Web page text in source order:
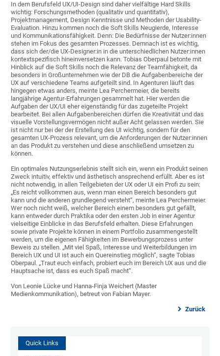
In dem Berufsfeld UX/UI-Design sind daher vielfältige Hard Skills
wichtig: Forschungsmethoden (qualitativ und quantitativ),
Projektmanagement, Design Kenntnisse und Methoden der Usability-
Evaluation. Hinzu kommen noch die Soft Skills Neugierde, Interesse
und Kommunikationsfähigkeit. Denn: Die Bedürfnisse der Nutzer:innen
stehen im Fokus des gesamten Prozesses. Demnach ist es wichtig,
dass sich der/die UX-Designer:in in die unterschiedlichen Nutzer:innen
kontextspezifisch hineinversetzen kann. Tobias Oberpaul betonte mit
Hinblick auf die Soft Skills noch die Relevanz der Teamfähigkeit, da
besonders in Großunternehmen wie der DB die Aufgabenbereiche der
UX auf verschiedene Teams aufgeteilt sind. In Agenturen läuft das
hingegen etwas anders, meinte Lea Perchermeier, die bereits
langjährige Agentur-Erfahrungen gesammelt hat. Hier werden die
Aufgaben der UX/UI eher eigenständig für das zugeteilte Projekt
bearbeitet. Bei allen Aufgabenbereichen dürfen die Kreativität und das
visuelle Vorstellungsvermögen nicht außer Acht gelassen werden. Sie
ist nicht nur bei der der Erstellung des UI wichtig, sondern für den
gesamten UX-Prozess relevant, um die Anforderungen der Nutzer:innen
an das Produkt zu verstehen und diese anschließend umsetzen zu
können.
Ein optimales Nutzungserlebnis stellt sich ein, wenn ein Produkt seinen
Zweck intuitiv, effektiv und ästhetisch ansprechend erfüllt. Aber es ist
nicht notwendig, in allen Teilgebieten der UX oder UI ein Profi zu sein:
„Es reicht vollkommen aus, wenn man einen Bereich besonders gut
kann und die anderen grundlegend versteht“, meinte Lea Perchermeier.
Wer noch nicht weiß, welcher Bereich einem besonders gut gefällt,
kann entweder durch Praktika oder den ersten Job in einer Agentur
vielseitige Einblicke in das Berufsfeld erhalten. Diese Erfahrungen
sowie private Projekte können in einem Portfolio zusammengestellt
werden, um die eigenen Fähigkeiten im Bewerbungsprozess unter
Beweis zu stellen. „Mit viel Spaß, Interesse und Weiterbildungen im
Bereich UX und UI ist auch ein Quereinstieg möglich“, sagte Tobias
Oberpaul. „Traut euch einfach, probiert euch im Bereich UX aus und die
Hauptsache ist, dass es euch Spaß macht“.
Von Leonie Lücke und Hanna-Finja Weichert (Master
Medienkommunikation), betreut von Fabian Mayer.
Zurück
Quick Links